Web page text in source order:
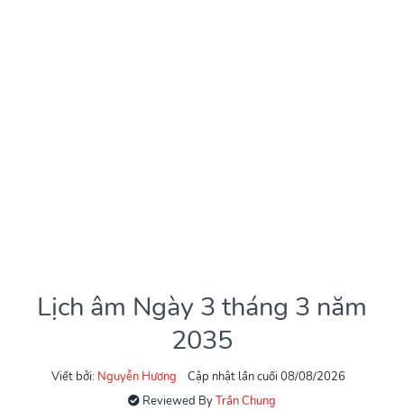
Lịch âm Ngày 3 tháng 3 năm
2035
Viết bởi: Nguyễn Hương
Cập nhật lần cuối 08/08/2026
Reviewed ByTrần Chung